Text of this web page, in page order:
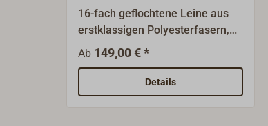
16-fach geflochtene Leine aus
erstklassigen Polyesterfasern,
gefüllt mit durchgängigem
kunststoffummantelten
Bleikern.Die Blei-Ankerleine ist
winschenfest und sehr einfach in
Ab 149,00 € *
Details